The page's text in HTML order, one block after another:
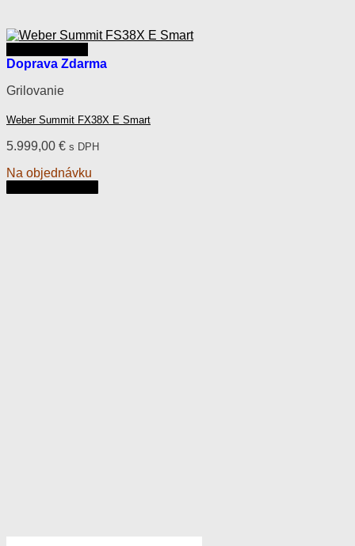
Doprava Zdarma
Grilovanie
Weber Summit FX38X E Smart
5.999,00 € s DPH
Na objednávku